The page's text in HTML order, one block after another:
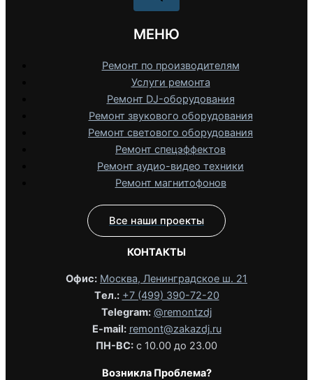
МЕНЮ
Ремонт по производителям
Услуги ремонта
Ремонт DJ-оборудования
Ремонт звукового оборудования
Ремонт светового оборудования
Ремонт спецэффектов
Ремонт аудио-видео техники
Ремонт магнитофонов
Все наши проекты
КОНТАКТЫ
Офис: Москва, Ленинградское ш. 21
Tел.: +7 (499) 390-72-20
Telegram: @remontzdj‬
E-mail: remont@zakazdj.ru
ПН-ВС: с 10.00 до 23.00
Возникла Проблема?